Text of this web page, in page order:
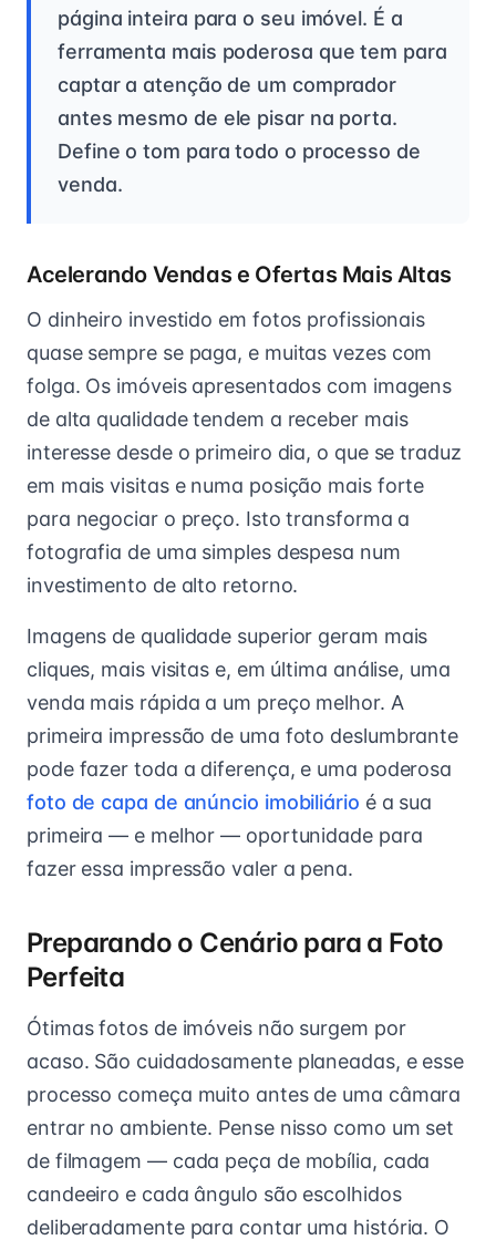
página inteira para o seu imóvel. É a
ferramenta mais poderosa que tem para
captar a atenção de um comprador
antes mesmo de ele pisar na porta.
Define o tom para todo o processo de
venda.
Acelerando Vendas e Ofertas Mais Altas
O dinheiro investido em fotos profissionais
quase sempre se paga, e muitas vezes com
folga. Os imóveis apresentados com imagens
de alta qualidade tendem a receber mais
interesse desde o primeiro dia, o que se traduz
em mais visitas e numa posição mais forte
para negociar o preço. Isto transforma a
fotografia de uma simples despesa num
investimento de alto retorno.
Imagens de qualidade superior geram mais
cliques, mais visitas e, em última análise, uma
venda mais rápida a um preço melhor. A
primeira impressão de uma foto deslumbrante
pode fazer toda a diferença, e uma poderosa
foto de capa de anúncio imobiliário é a sua
primeira — e melhor — oportunidade para
fazer essa impressão valer a pena.
Preparando o Cenário para a Foto
Perfeita
Ótimas fotos de imóveis não surgem por
acaso. São cuidadosamente planeadas, e esse
processo começa muito antes de uma câmara
entrar no ambiente. Pense nisso como um set
de filmagem — cada peça de mobília, cada
candeeiro e cada ângulo são escolhidos
deliberadamente para contar uma história. O